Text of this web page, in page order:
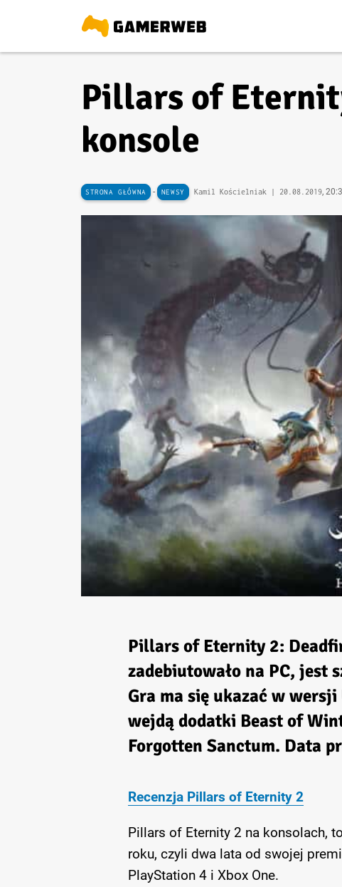
Pillars of
konsole
STRONA GŁÓWNA - NEWSY Kamil Kościelniak | 20.08.2019,
Pillars of Eternity 2:
zadebiutowało na PC, jest
Gra ma się ukazać w
wejdą dodatki Beast of
Forgotten Sanctum. Data
Recenzja Pillars of Eternity 2
Pillars of Eternity 2 na konsolach,
roku, czyli dwa lata od swojej
PlayStation 4 i Xbox One.